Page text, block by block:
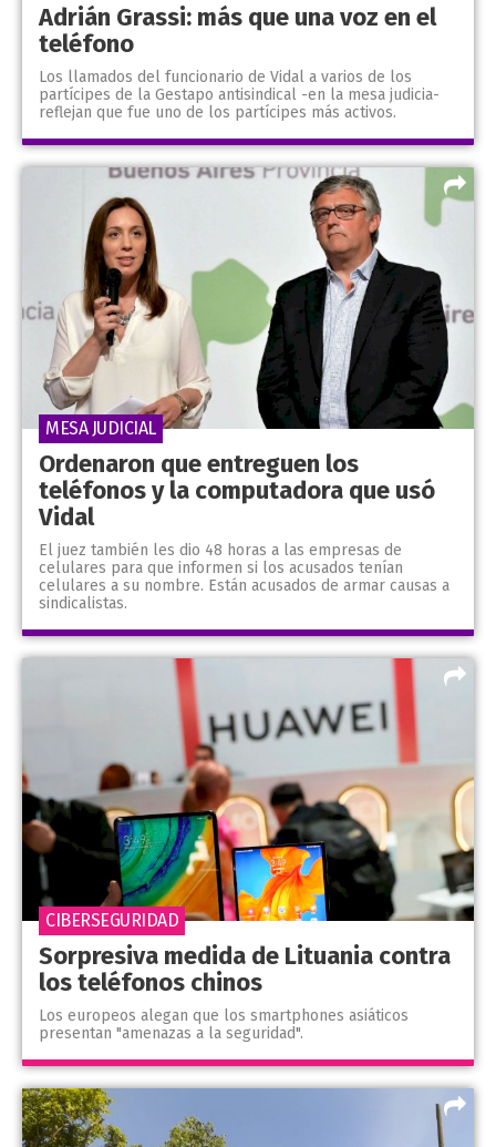
Adrián Grassi: más que una voz en el
teléfono
Los llamados del funcionario de Vidal a varios de los
partícipes de la Gestapo antisindical -en la mesa judicia-
reflejan que fue uno de los partícipes más activos.
Ordenaron que entreguen los
teléfonos y la computadora que usó
Vidal
El juez también les dio 48 horas a las empresas de
celulares para que informen si los acusados tenían
celulares a su nombre. Están acusados de armar causas a
sindicalistas.
MESA JUDICIAL
Sorpresiva medida de Lituania contra
los teléfonos chinos
Los europeos alegan que los smartphones asiáticos
presentan "amenazas a la seguridad".
CIBERSEGURIDAD